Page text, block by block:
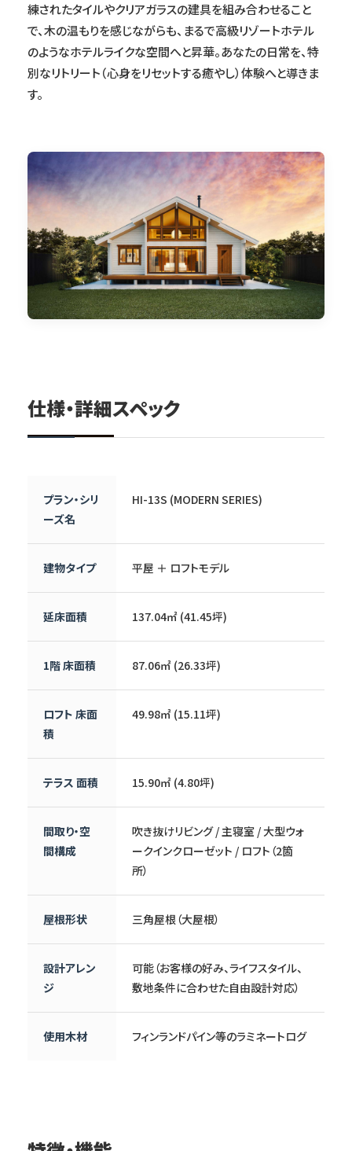
練されたタイルやクリアガラスの建具を組み合わせること
で、木の温もりを感じながらも、まるで高級リゾートホテル
のようなホテルライクな空間へと昇華。あなたの日常を、特
別なリトリート（心身をリセットする癒やし）体験へと導きま
す。
仕様・詳細スペック
プラン・シリ
ーズ名
HI-13S (MODERN SERIES)
建物タイプ 平屋 ＋ ロフトモデル
延床面積 137.04㎡ (41.45坪)
1階 床面積 87.06㎡ (26.33坪)
ロフト 床面
積
49.98㎡ (15.11坪)
テラス 面積 15.90㎡ (4.80坪)
間取り・空
間構成
吹き抜けリビング / 主寝室 / 大型ウォ
ークインクローゼット / ロフト（2箇
所）
屋根形状 三角屋根（大屋根）
設計アレン
ジ
可能（お客様の好み、ライフスタイル、
敷地条件に合わせた自由設計対応）
使用木材 フィンランドパイン等のラミネートログ